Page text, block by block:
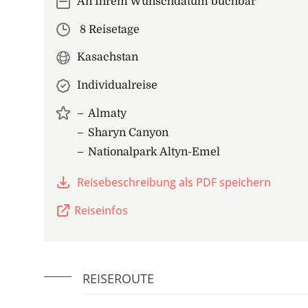
8 Reisetage
Kasachstan
Individualreise
Almaty
Sharyn Canyon
Nationalpark Altyn-Emel
Reisebeschreibung als PDF speichern
Reiseinfos
REISEROUTE